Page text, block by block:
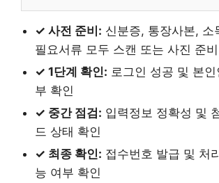
✓ 사전 준비: 신분증, 통장사본, 소
필요서류 모두 스캔 또는 사진 준비
✓ 1단계 확인: 로그인 성공 및 본
부 확인
✓ 중간 점검: 입력정보 정확성 및
드 상태 확인
✓ 최종 확인: 접수번호 발급 및 처
능 여부 확인